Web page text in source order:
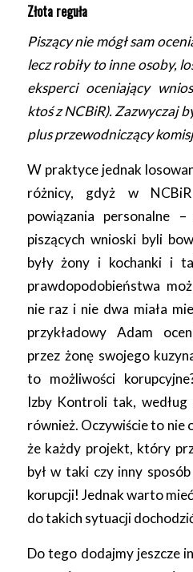
Złota reguła
Piszący nie mógł sam
lecz robiły to inne osoby,
eksperci oceniający
ktoś z NCBiR). Zazwyczaj
plus przewodniczący
W praktyce jednak
różnicy, gdyż w
powiązania personalne
piszących wnioski byli
były żony i kochanki i
prawdopodobieństwa
nie raz i nie dwa miała
przykładowy Adam
przez żonę swojego
to możliwości
Izby Kontroli tak, według
również. Oczywiście to nie
że każdy projekt, który
był w taki czy inny
korupcji! Jednak warto
do takich sytuacji
Do tego dodajmy jeszcze